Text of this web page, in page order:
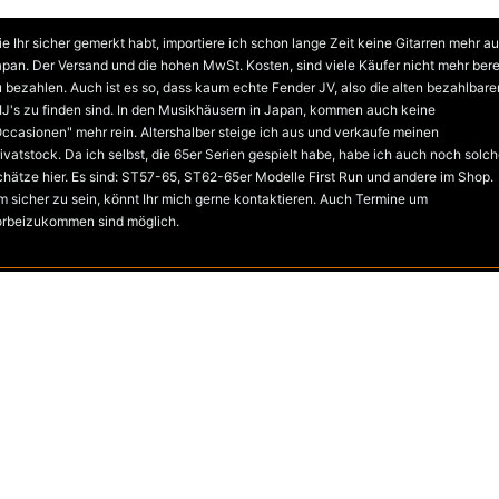
Ihr sicher gemerkt habt, importiere ich schon lange Zeit keine Gitarren mehr
Der Versand und die hohen MwSt. Kosten, sind viele Käufer nicht mehr
bezahlen. Auch ist es so, dass kaum echte Fender JV, also die alten
zu finden sind. In den Musikhäusern in Japan, kommen auch keine
mehr rein. Altershalber steige ich aus und verkaufe meinen
Da ich selbst, die 65er Serien gespielt habe, habe ich auch noch
hier. Es sind: ST57-65, ST62-65er Modelle First Run und andere im Shop.
sicher zu sein, könnt Ihr mich gerne kontaktieren. Auch Termine um
sind möglich.